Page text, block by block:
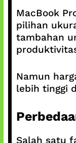
MacBook
pilihan
tambahan
Namun
lebih tinggi
Salah satu